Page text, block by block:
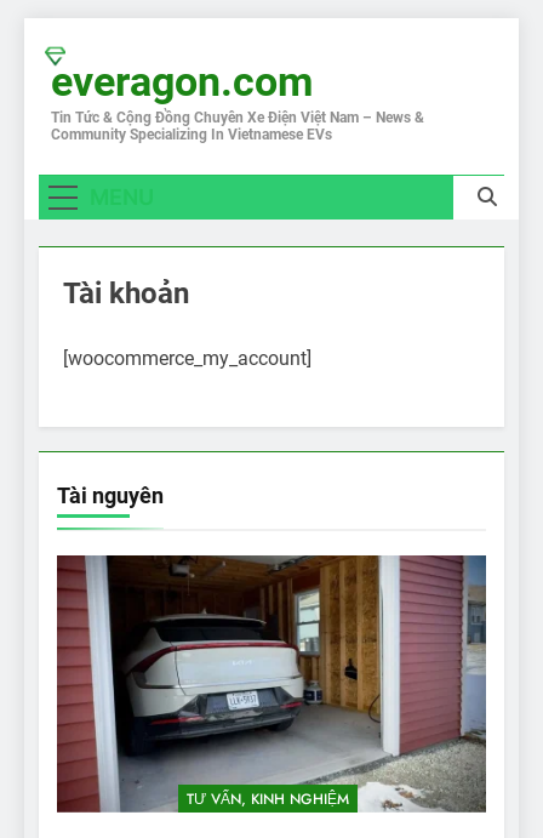
content
everagon.com
Tin Tức & Cộng Đồng Chuyên Xe Điện Việt Nam – News &
Community Specializing In Vietnamese EVs
Tài nguyên
TƯ VẤN, KINH NGHIỆM
Tài khoản
[woocommerce_my_account]